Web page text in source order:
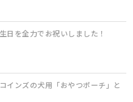
日を全力でお祝いしました！
インズの犬用「おやつポーチ」と